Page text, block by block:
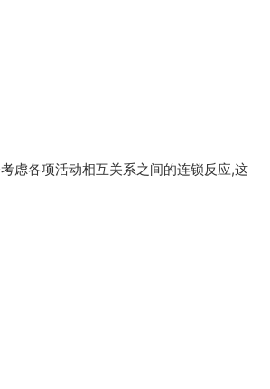
虑各项活动相互关系之间的连锁反应,这